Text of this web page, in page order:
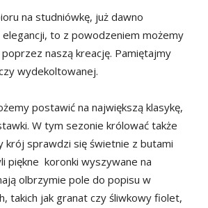
na studniówkę, już dawno
elegancji, to z powodzeniem możemy
naszą kreację. Pamiętajmy
wydekoltowanej.
postawić na największą klasykę,
W tym sezonie królować także
krój sprawdzi się świetnie z butami
piękne koronki wyszywane na
olbrzymie pole do popisu w
takich jak granat czy śliwkowy fiolet,